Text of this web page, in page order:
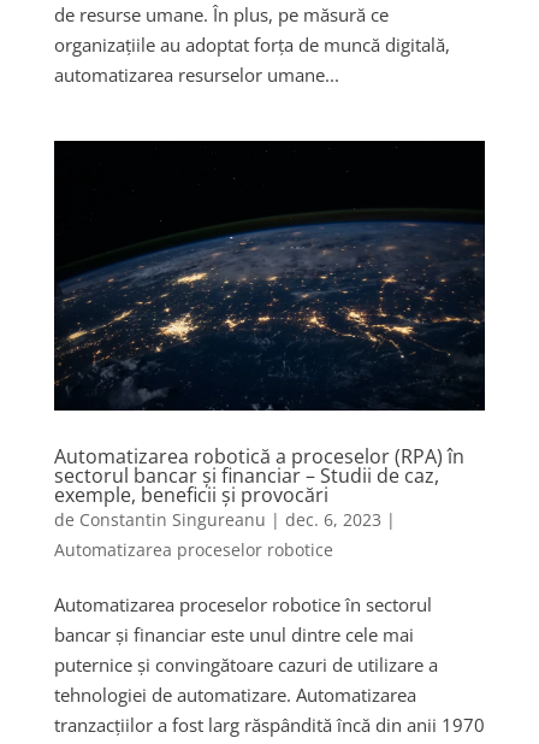
de resurse umane. În plus, pe măsură ce
organizațiile au adoptat forța de muncă digitală,
automatizarea resurselor umane...
Automatizarea robotică a proceselor (RPA) în
sectorul bancar și financiar – Studii de caz,
exemple, beneficii și provocări
de Constantin Singureanu | dec. 6, 2023 |
Automatizarea proceselor robotice
Automatizarea proceselor robotice în sectorul
bancar și financiar este unul dintre cele mai
puternice și convingătoare cazuri de utilizare a
tehnologiei de automatizare. Automatizarea
tranzacțiilor a fost larg răspândită încă din anii 1970